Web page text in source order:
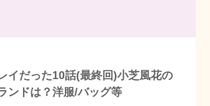
イだった10話(最終回)小芝風花の
ンドは？洋服/バッグ等